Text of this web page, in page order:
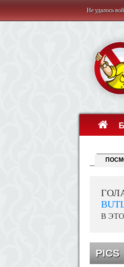
Не удалось
В
PICS